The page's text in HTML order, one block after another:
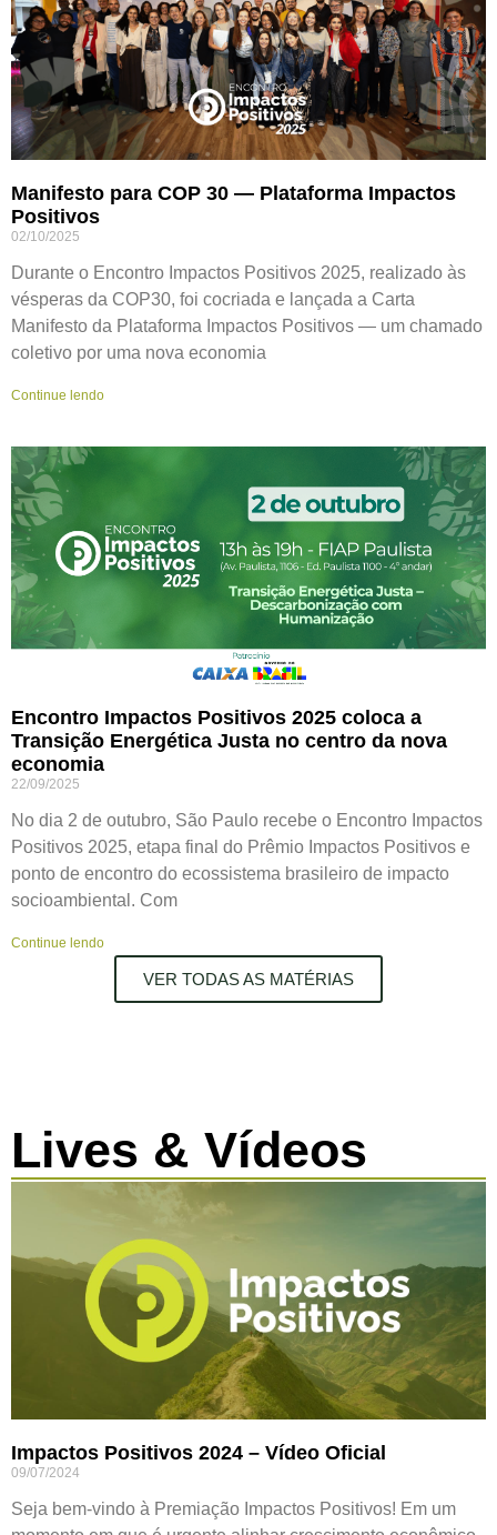
Manifesto para COP 30 — Plataforma Impactos
Positivos
02/10/2025
Durante o Encontro Impactos Positivos 2025, realizado às
vésperas da COP30, foi cocriada e lançada a Carta
Manifesto da Plataforma Impactos Positivos — um chamado
coletivo por uma nova economia
Continue lendo
Encontro Impactos Positivos 2025 coloca a
Transição Energética Justa no centro da nova
economia
22/09/2025
No dia 2 de outubro, São Paulo recebe o Encontro Impactos
Positivos 2025, etapa final do Prêmio Impactos Positivos e
ponto de encontro do ecossistema brasileiro de impacto
socioambiental. Com
Continue lendo
VER TODAS AS MATÉRIAS
Lives & Vídeos
Impactos Positivos 2024 – Vídeo Oficial
09/07/2024
Seja bem-vindo à Premiação Impactos Positivos! Em um